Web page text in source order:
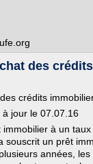
des
crédits
à jour le 07.07.16
à un
souscrit un prêt
années,